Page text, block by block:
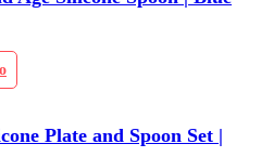
Plate and Spoon Set |